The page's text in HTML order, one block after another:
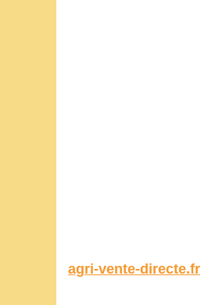
agri-vente-directe.fr